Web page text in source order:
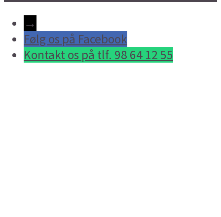
→
Følg os på Facebook
Kontakt os på tlf. 98 64 12 55